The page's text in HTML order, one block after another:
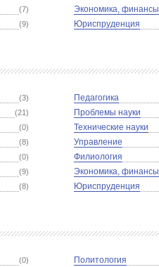
(7)
(9)
Экономика, финансы
Юриспруденция
(3)
(21)
(0)
(8)
(0)
(9)
(8)
Педагогика
Проблемы науки
Технические науки
Управление
Филиология
Экономика, финансы
Юриспруденция
(0) Политология